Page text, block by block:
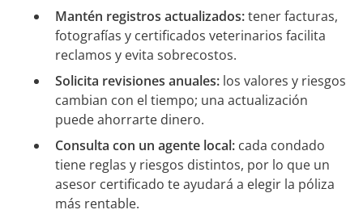
Mantén registros actualizados:tener facturas,
fotografías y certificados veterinarios facilita
reclamos y evita sobrecostos.
Solicita revisiones anuales: los valores y riesgos
cambian con el tiempo; una actualización
puede ahorrarte dinero.
Consulta con un agente local: cada condado
tiene reglas y riesgos distintos, por lo que un
asesor certificado te ayudará a elegir la póliza
más rentable.